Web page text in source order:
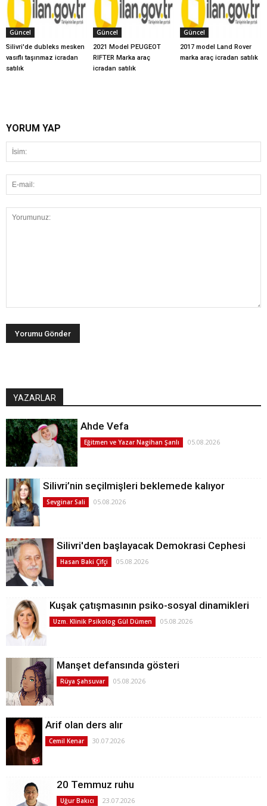
Güncel
Silivri'de dubleks mesken
vasıflı taşınmaz icradan
satılık
Güncel
2021 Model PEUGEOT
RIFTER Marka araç
icradan satılık
Güncel
2017 model Land Rover
marka araç icradan satılık
YORUM YAP
YAZARLAR
Ahde Vefa
Eğitmen ve Yazar Nagihan Şanlı 05.08.2026
Silivri’nin seçilmişleri beklemede kalıyor
Sevginar Sali 05.08.2026
Silivri'den başlayacak Demokrasi Cephesi
Hasan Baki Çifçi 05.08.2026
Kuşak çatışmasının psiko-sosyal dinamikleri
Uzm. Klinik Psikolog Gül Dümen 05.08.2026
Manşet defansında gösteri
Rüya Şahsuvar 05.08.2026
Arif olan ders alır
Cemil Kenar 30.07.2026
20 Temmuz ruhu
Uğur Bakıcı 23.07.2026